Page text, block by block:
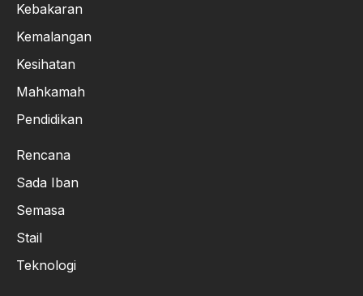
Kebakaran
Kemalangan
Kesihatan
Mahkamah
Pendidikan
Rencana
Sada Iban
Semasa
Stail
Teknologi